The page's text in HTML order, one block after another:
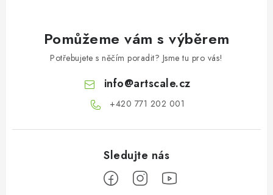
Pomůžeme vám s výběrem
Potřebujete s něčím poradit? Jsme tu pro vás!
info@artscale.cz
+420 771 202 001​